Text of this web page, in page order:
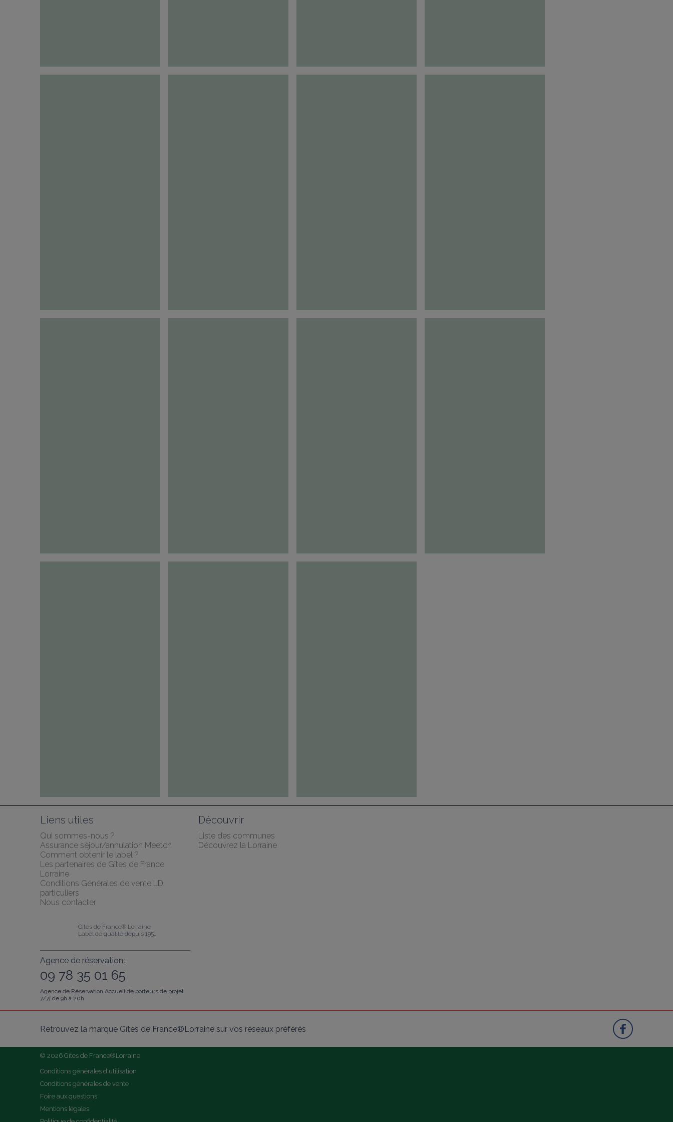
Liens utiles
Qui sommes-nous ?
Assurance séjour/annulation Meetch
Comment obtenir le label ?
Les partenaires de Gîtes de France
Lorraine
Conditions Générales de vente LD
particuliers
Nous contacter
Découvrir
Liste des communes
Découvrez la Lorraine
Gîtes de France® Lorraine
Label de qualité depuis 1951
Agence de réservation :
09 78 35 01 65
Agence de Réservation Accueil de porteurs de projet
7/7j de 9h à 20h
Retrouvez la marque Gîtes de France®Lorraine sur vos réseaux préférés
© 2026 Gîtes de France®Lorraine
Conditions générales d'utilisation
Conditions générales de vente
Foire aux questions
Mentions légales